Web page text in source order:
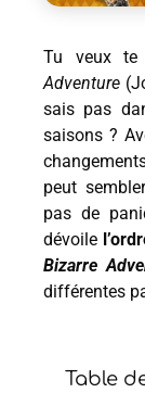
Tu veux te
Adventure
sais pas
saisons ?
peut
pas de
dévoile
Bizarre
différentes
Table